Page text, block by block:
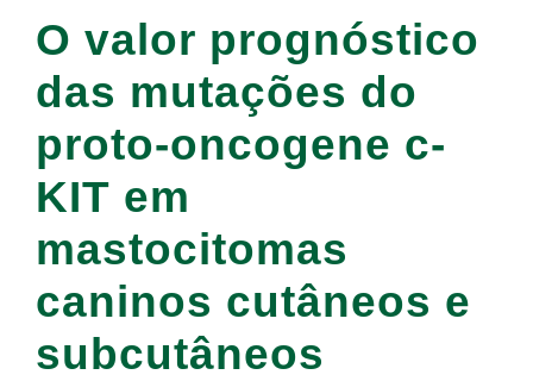
O valor prognóstico
das mutações do
proto-oncogene c-
KIT em
mastocitomas
caninos cutâneos e
subcutâneos